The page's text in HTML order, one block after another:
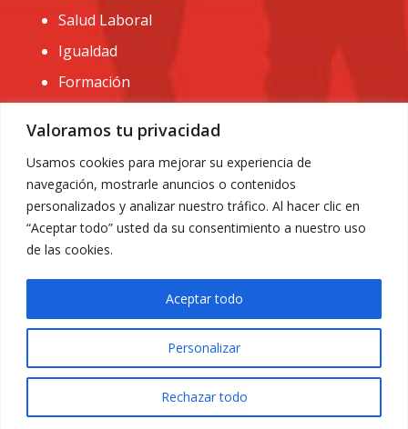
Valoramos tu privacidad
Usamos cookies para mejorar su experiencia de
navegación, mostrarle anuncios o contenidos
personalizados y analizar nuestro tráfico. Al hacer clic en
“Aceptar todo” usted da su consentimiento a nuestro uso
de las cookies.
Personalizar
Rechazar todo
Aceptar todo
Salud Laboral
Igualdad
Formación
CONTACTO:
administracion@usomurcia.org
968 25 01 20
C/ Huerto de las bombas nº6. 30009 Murcia
Privacidad|
© 2018 Todos los derechos reservados. Diseño web
ACRILONIA